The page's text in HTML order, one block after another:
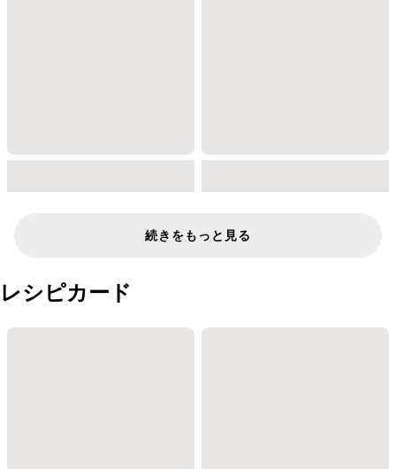
続きをもっと見る
レシピカード